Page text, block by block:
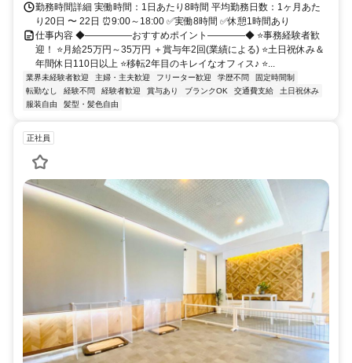
勤務時間詳細 実働時間：1日あたり8時間 平均勤務日数：1ヶ月あた
り20日 〜 22日 ⏰9:00～18:00 ✅実働8時間 ✅休憩1時間あり
仕事内容 ◆―――――おすすめポイント――――◆ ⭐事務経験者歓
迎！ ⭐月給25万円～35万円 ＋賞与年2回(業績による) ⭐土日祝休み＆
年間休日110日以上 ⭐移転2年目のキレイなオフィス♪ ⭐...
業界未経験者歓迎 主婦・主夫歓迎 フリーター歓迎 学歴不問
固定時間制
転勤なし
経験不問 経験者歓迎 賞与あり ブランクOK 交通費支給
土日祝休み
服装自由
髪型・髪色自由
正社員